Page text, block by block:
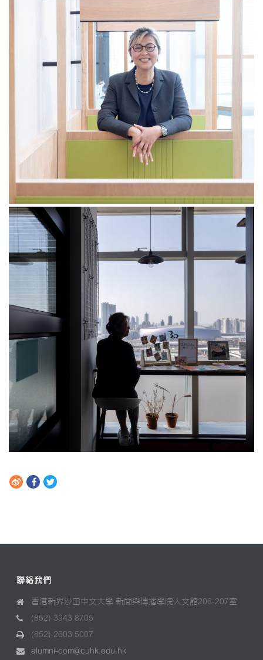
聯絡我們
香港新界沙田中文大學 新聞與傳播學院人文館206-207室
(852) 3943 8705
(852) 2603 5007
alumni-com@cuhk.edu.hk